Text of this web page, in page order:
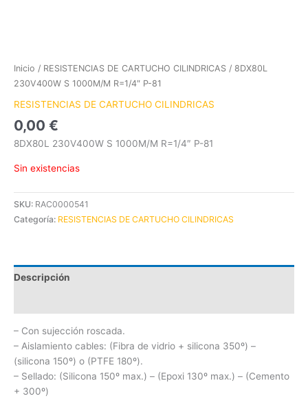
Inicio / RESISTENCIAS DE CARTUCHO CILINDRICAS / 8DX80L
230V400W S 1000M/M R=1/4″ P-81
RESISTENCIAS DE CARTUCHO CILINDRICAS
0,00 €
8DX80L 230V400W S 1000M/M R=1/4″ P-81
Sin existencias
SKU: RAC0000541
Categoría: RESISTENCIAS DE CARTUCHO CILINDRICAS
Descripción
– Con sujección roscada.
– Aislamiento cables: (Fibra de vidrio + silicona 350º) –
(silicona 150º) o (PTFE 180º).
– Sellado: (Silicona 150º max.) – (Epoxi 130º max.) – (Cemento
+ 300º)